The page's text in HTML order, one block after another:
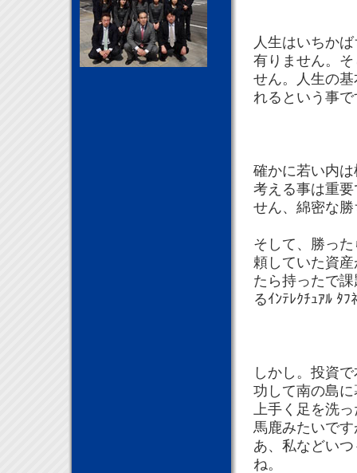
人生はいちか
有りません。
せん。人生の
れるという事で
確かに若い内
考える事は重
せん、綿密な
そして、勝っ
頼していた資
たら持ったで
るｲﾝﾃﾚｸﾁｭｱﾙ ﾀ
しかし。投資
功して南の島
上手く足を洗っ
馬鹿みたいで
あ、私などい
ね。